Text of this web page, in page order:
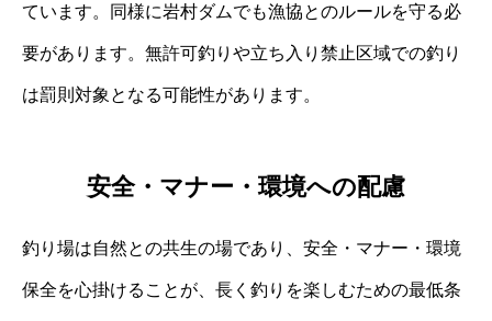
ています。同様に岩村ダムでも漁協とのルールを守る必
要があります。無許可釣りや立ち入り禁止区域での釣り
は罰則対象となる可能性があります。
安全・マナー・環境への配慮
釣り場は自然との共生の場であり、安全・マナー・環境
保全を心掛けることが、長く釣りを楽しむための最低条